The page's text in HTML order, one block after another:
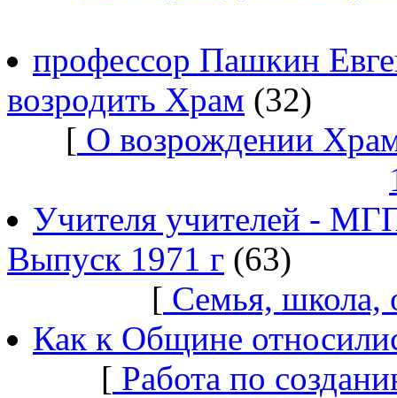
профессор Пашкин
возродить Храм (32)
[ О возрождении
Учителя учителей -
Выпуск 1971 г (63)
[ Семья, школа,
Как к Общине
[ Работа по